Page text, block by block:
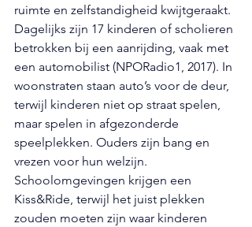
ruimte en zelfstandigheid kwijtgeraakt.
Dagelijks zijn 17 kinderen of scholieren
betrokken bij een aanrijding, vaak met
een automobilist (NPORadio1, 2017). In
woonstraten staan auto’s voor de deur,
terwijl kinderen niet op straat spelen,
maar spelen in afgezonderde
speelplekken. Ouders zijn bang en
vrezen voor hun welzijn.
Schoolomgevingen krijgen een
Kiss&Ride, terwijl het juist plekken
zouden moeten zijn waar kinderen